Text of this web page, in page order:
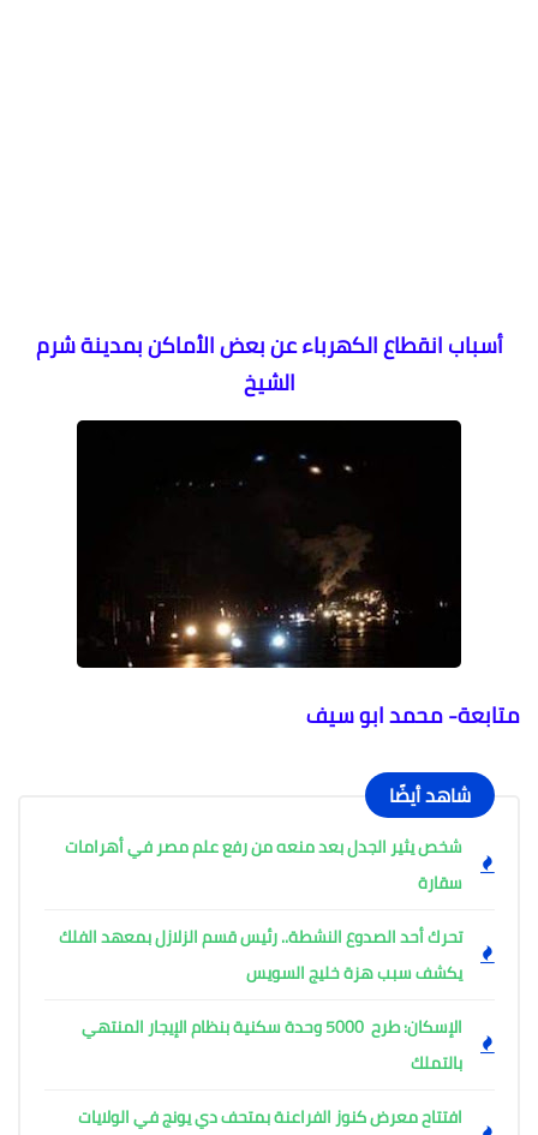
أسباب انقطاع الكهرباء عن بعض الأماكن بمدينة شرم
الشيخ
متابعة- محمد ابو سيف
شاهد أيضًا
شخص يثير الجدل بعد منعه من رفع علم مصر في أهرامات
سقارة
تحرك أحد الصدوع النشطة.. رئيس قسم الزلازل بمعهد الفلك
يكشف سبب هزة خليج السويس
الإسكان: طرح 5000 وحدة سكنية بنظام الإيجار المنتهي
بالتملك
افتتاح معرض كنوز الفراعنة بمتحف دي يونج في الولايات